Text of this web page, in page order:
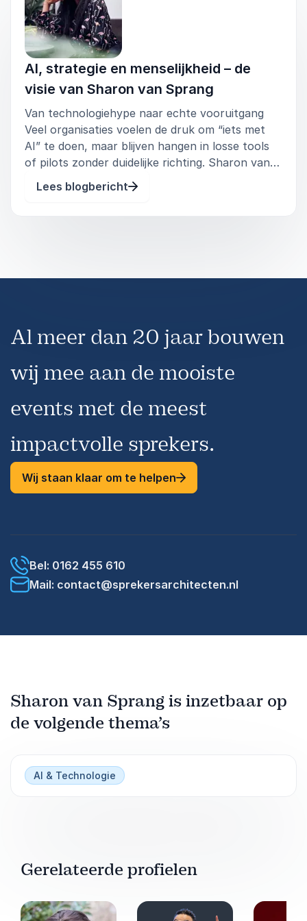
Resultaat:
Meer draagvlak voor digitalisering, sterkere
samenwerking en een gedeelde visie op groei
waarin technologie en mens centraal staan.
AI, strategie en menselijkheid – de
visie van Sharon van Sprang
Van technologiehype naar echte vooruitgang
Veel organisaties voelen de druk om “iets met
AI” te doen, maar blijven hangen in losse tools
of pilots zonder duidelijke richting. Sharon van
Sprang doorbreekt deze benadering. In haar
lezingen en workshops maakt zij duidelijk dat AI
Lees blogbericht
Al meer dan 20 jaar bouwen
wij mee aan de mooiste
events met de meest
impactvolle sprekers.
Wij staan klaar om te helpen
Bel: 0162 455 610
Mail: contact@sprekersarchitecten.nl
Sharon van Sprang is inzetbaar op
de volgende thema’s
AI & Technologie
Gerelateerde profielen